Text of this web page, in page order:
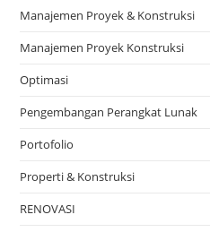
Manajemen Proyek & Konstruksi
Manajemen Proyek Konstruksi
Optimasi
Pengembangan Perangkat Lunak
Portofolio
Properti & Konstruksi
RENOVASI